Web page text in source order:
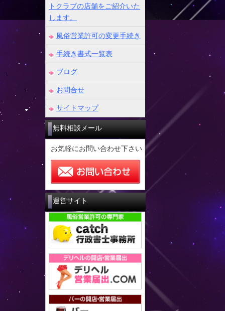
トクラブの店舗をご紹介いた
します。
風俗営業許可の変更手続き
手続き書式一覧表
ブログ
お問合せ
サイトマップ
無料相談メール
お気軽にお問い合わせ下さい
運営サイト